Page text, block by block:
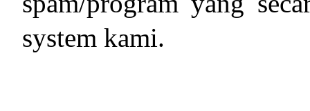
system kami.